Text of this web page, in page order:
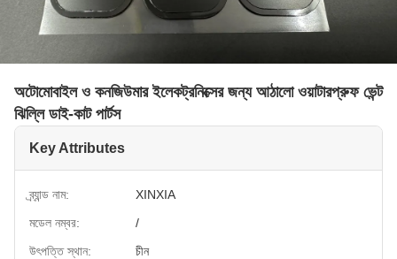
অটোমোবাইল ও কনজিউমার ইলেকট্রনিক্সের জন্য আঠালো ওয়াটারপ্রুফ ভেন্ট
ঝিল্লি ডাই-কাট পার্টস
Key Attributes
ব্র্যান্ড নাম:
XINXIA
মডেল নম্বর:
/
উৎপত্তি স্থান:
চীন